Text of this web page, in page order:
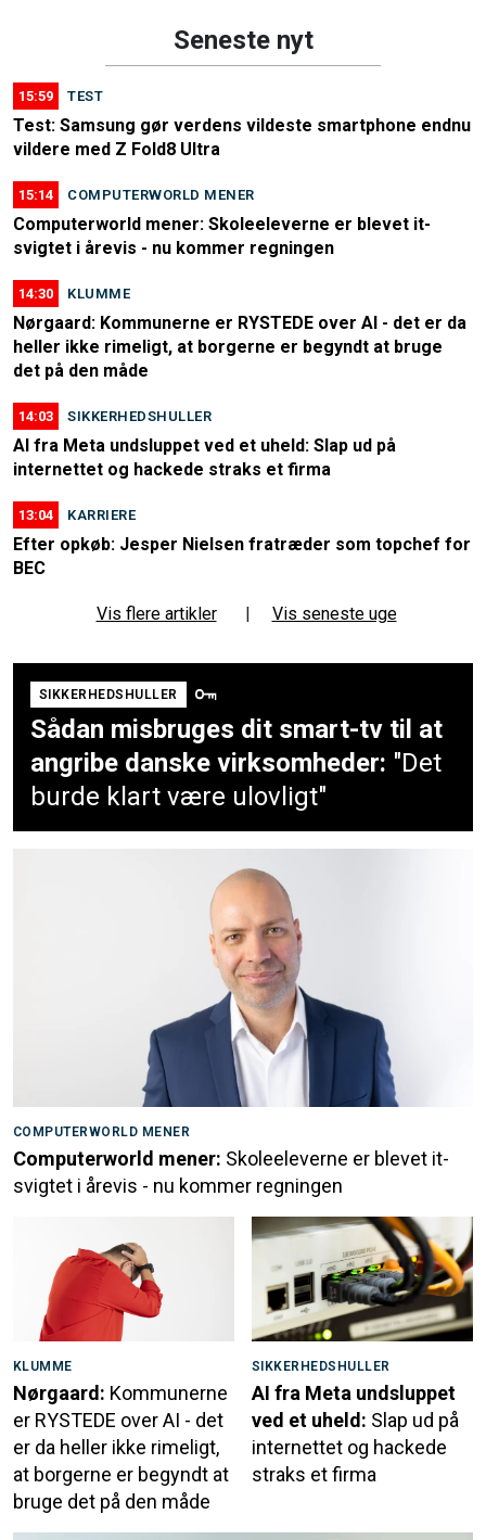
Seneste nyt
15:59 TEST
Test: Samsung gør verdens vildeste smartphone endnu
vildere med Z Fold8 Ultra
15:14 COMPUTERWORLD MENER
Computerworld mener: Skoleeleverne er blevet it-
svigtet i årevis - nu kommer regningen
14:30 KLUMME
Nørgaard: Kommunerne er RYSTEDE over AI - det er da
heller ikke rimeligt, at borgerne er begyndt at bruge
det på den måde
14:03 SIKKERHEDSHULLER
AI fra Meta undsluppet ved et uheld: Slap ud på
internettet og hackede straks et firma
13:04 KARRIERE
Efter opkøb: Jesper Nielsen fratræder som topchef for
BEC
Vis flere artikler | Vis seneste uge
SIKKERHEDSHULLER
Sådan misbruges dit smart-tv til at
angribe danske virksomheder: "Det
burde klart være ulovligt"
COMPUTERWORLD MENER
Computerworld mener: Skoleeleverne er blevet it-
svigtet i årevis - nu kommer regningen
KLUMME
Nørgaard: Kommunerne
er RYSTEDE over AI - det
er da heller ikke rimeligt,
at borgerne er begyndt at
bruge det på den måde
SIKKERHEDSHULLER
AI fra Meta undsluppet
ved et uheld: Slap ud på
internettet og hackede
straks et firma